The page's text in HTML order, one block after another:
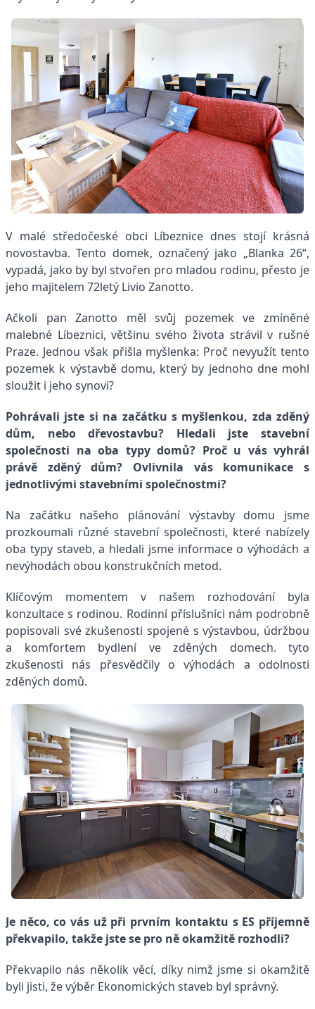
V malé středočeské obci Líbeznice dnes stojí krásná
novostavba. Tento domek, označený jako „Blanka 26“,
vypadá, jako by byl stvořen pro mladou rodinu, přesto je
jeho majitelem 72letý Livio Zanotto.
Ačkoli pan Zanotto měl svůj pozemek ve zmíněné
malebné Líbeznici, většinu svého života strávil v rušné
Praze. Jednou však přišla myšlenka: Proč nevyužít tento
pozemek k výstavbě domu, který by jednoho dne mohl
sloužit i jeho synovi?
Pohrávali jste si na začátku s myšlenkou, zda zděný
dům, nebo dřevostavbu? Hledali jste stavební
společnosti na oba typy domů? Proč u vás vyhrál
právě zděný dům? Ovlivnila vás komunikace s
jednotlivými stavebními společnostmi?
Na začátku našeho plánování výstavby domu jsme
prozkoumali různé stavební společnosti, které nabízely
oba typy staveb, a hledali jsme informace o výhodách a
nevýhodách obou konstrukčních metod.
Klíčovým momentem v našem rozhodování byla
konzultace s rodinou. Rodinní příslušníci nám podrobně
popisovali své zkušenosti spojené s výstavbou, údržbou
a komfortem bydlení ve zděných domech. tyto
zkušenosti nás přesvědčily o výhodách a odolnosti
zděných domů.
Je něco, co vás už při prvním kontaktu s ES příjemně
překvapilo, takže jste se pro ně okamžitě rozhodli?
Překvapilo nás několik věcí, díky nimž jsme si okamžitě
byli jisti, že výběr Ekonomických staveb byl správný.